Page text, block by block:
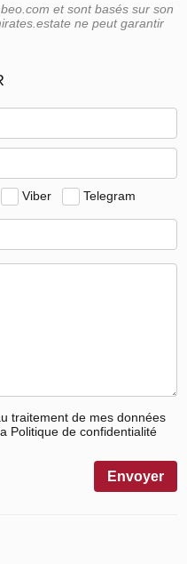
et sont basés sur son
ne peut garantir
Viber Telegram
traitement de mes données
Politique de confidentialité
Envoyer